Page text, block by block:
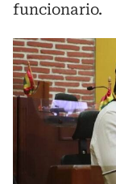
funcionario.